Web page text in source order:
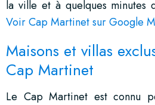
la ville et à quelques minutes
Voir Cap Martinet sur Google
Maisons et villas
Cap Martinet
Le Cap Martinet est connu